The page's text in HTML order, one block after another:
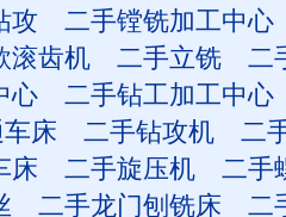
攻
二手镗铣加工中心
滚齿机 二手立铣
二
心
二手钻工加工中心
床
二手钻攻机
二
床 二手旋压机
二手
二手龙门刨铣床
二